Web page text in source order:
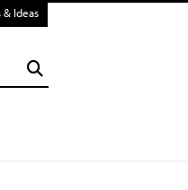
& Ideas